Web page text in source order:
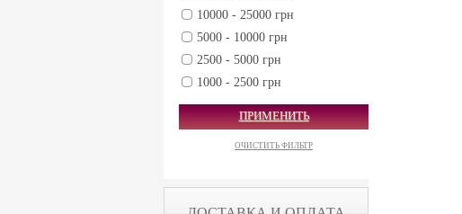
10000 - 25000 грн
5000 - 10000 грн
2500 - 5000 грн
1000 - 2500 грн
500 - 1000 грн
250 - 500 грн
50 - 250 грн
ПРИМЕНИТЬ
ОЧИСТИТЬ ФИЛЬТР